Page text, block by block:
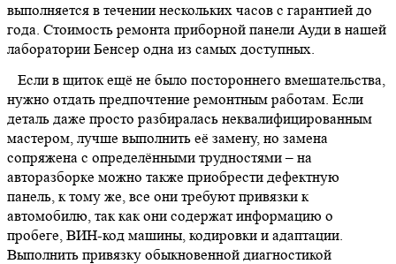
выполняется в течении нескольких часов с гарантией до
года. Стоимость ремонта приборной панели Ауди в нашей
лаборатории Бенсер одна из самых доступных.
Если в щиток ещё не было постороннего вмешательства,
нужно отдать предпочтение ремонтным работам. Если
деталь даже просто разбиралась неквалифицированным
мастером, лучше выполнить её замену, но замена
сопряжена с определёнными трудностями – на
авторазборке можно также приобрести дефектную
панель, к тому же, все они требуют привязки к
автомобилю, так как они содержат информацию о
пробеге, ВИН-код машины, кодировки и адаптации.
Выполнить привязку обыкновенной диагностикой